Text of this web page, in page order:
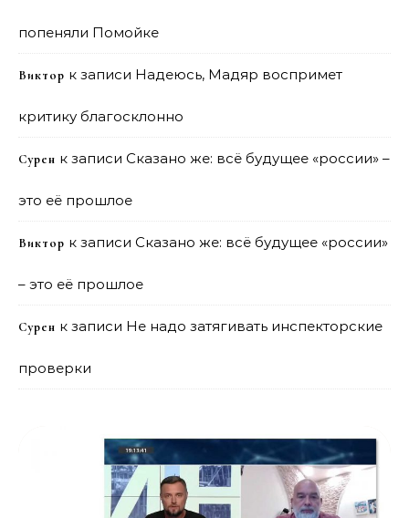
попеняли Помойке
Виктор к записи Надеюсь, Мадяр воспримет
критику благосклонно
Сурен к записи Сказано же: всё будущее «россии» –
это её прошлое
Виктор к записи Сказано же: всё будущее «россии»
– это её прошлое
Сурен к записи Не надо затягивать инспекторские
проверки